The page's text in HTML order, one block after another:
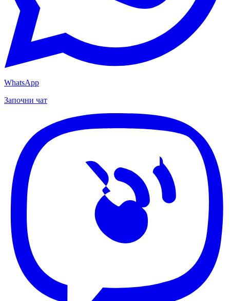
WhatsApp
Започни чат